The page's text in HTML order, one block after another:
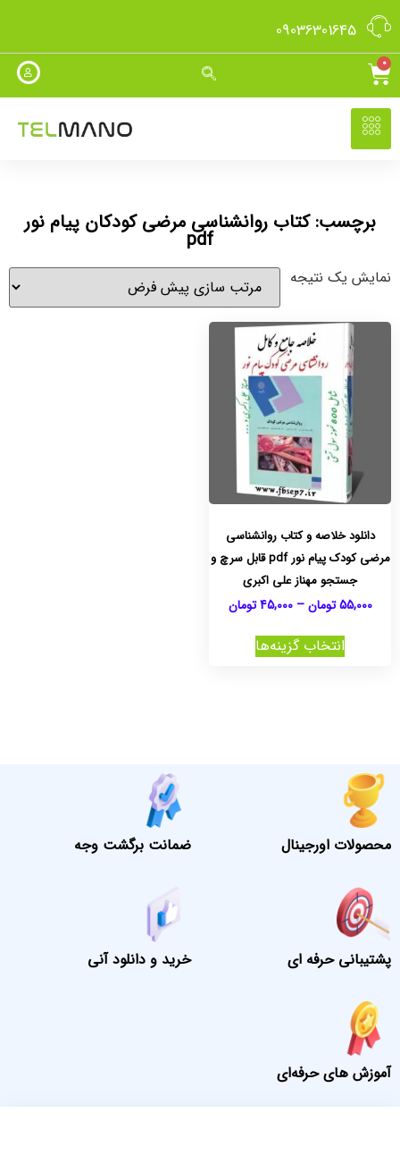
09036301645
0
برچسب: کتاب روانشناسی مرضی کودکان پیام نور
pdf
نمایش یک نتیجه
دانلود خلاصه و کتاب روانشناسی
مرضی کودک پیام نور pdf قابل سرچ و
جستجو مهناز علی اکبری
55,000 تومان –
45,000 تومان
انتخاب گزینه‌ها
محصولات اورجینال ضمانت برگشت وجه
پشتیبانی حرفه ای خرید و دانلود آنی
آموزش های حرفه‌ای